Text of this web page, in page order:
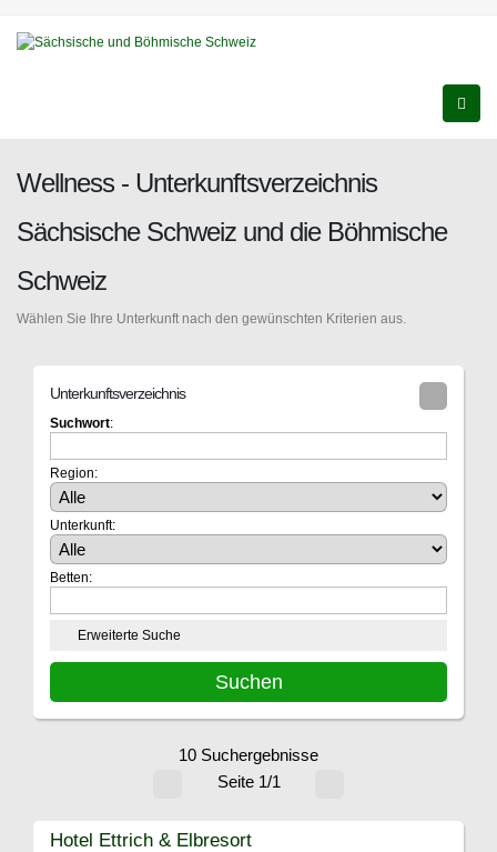
Wellness - Unterkunftsverzeichnis
Sächsische Schweiz und die Böhmische
Schweiz
Wählen Sie Ihre Unterkunft nach den gewünschten Kriterien aus.
Unterkunftsverzeichnis
Suchwort:
Region:
Unterkunft:
Betten:
Erweiterte Suche
10 Suchergebnisse
Seite 1/1
Hotel Ettrich & Elbresort